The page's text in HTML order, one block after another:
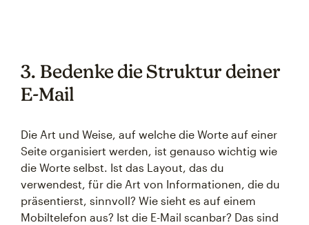
3. Bedenke die Struktur deiner
E-Mail
Die Art und Weise, auf welche die Worte auf einer
Seite organisiert werden, ist genauso wichtig wie
die Worte selbst. Ist das Layout, das du
verwendest, für die Art von Informationen, die du
präsentierst, sinnvoll? Wie sieht es auf einem
Mobiltelefon aus? Ist die E-Mail scanbar? Das sind